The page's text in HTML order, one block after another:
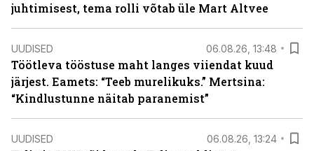
juhtimisest, tema rolli võtab üle Mart Altvee
UUDISED 06.08.26, 13:48
Töötleva tööstuse maht langes viiendat kuud
järjest. Eamets: “Teeb murelikuks.” Mertsina:
“Kindlustunne näitab paranemist”
UUDISED 06.08.26, 13:24